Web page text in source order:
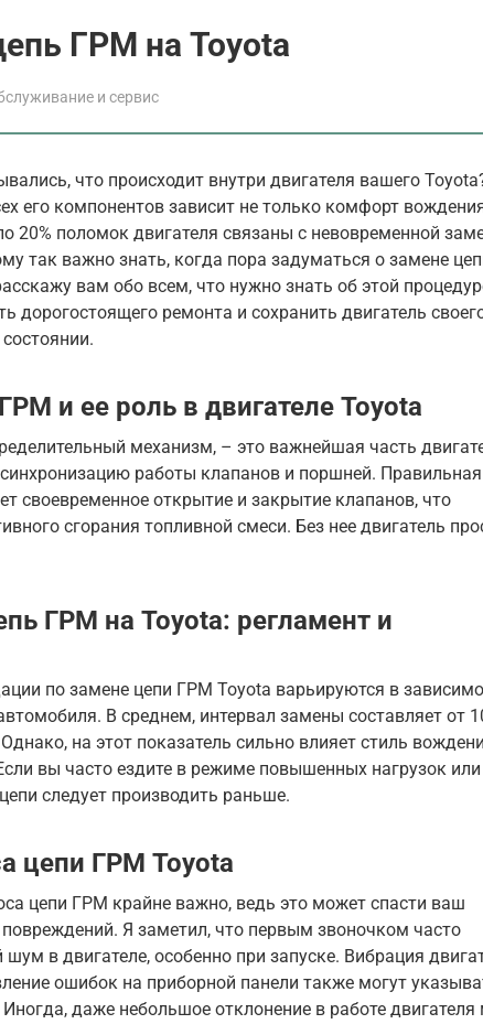
ГРМ на Toyota
и сервис
что происходит внутри двигателя вашего
его компонентов зависит не только комфорт
20% поломок двигателя связаны с невовременной
так важно знать, когда пора задуматься о замене
вам обо всем, что нужно знать об этой
дорогостоящего ремонта и сохранить двигатель
и ее роль в двигателе Toyota
механизм, – это важнейшая часть
работы клапанов и поршней. Правильная
своевременное открытие и закрытие клапанов, что
сгорания топливной смеси. Без нее двигатель
ГРМ на Toyota: регламент и
по замене цепи ГРМ Toyota варьируются в
В среднем, интервал замены составляет от
на этот показатель сильно влияет стиль
вы часто ездите в режиме повышенных нагрузок
следует производить раньше.
цепи ГРМ Toyota
цепи ГРМ крайне важно, ведь это может спасти ваш
повреждений. Я заметил, что первым звоночком часто
шум в двигателе, особенно при запуске. Вибрация
ошибок на приборной панели также могут
даже небольшое отклонение в работе